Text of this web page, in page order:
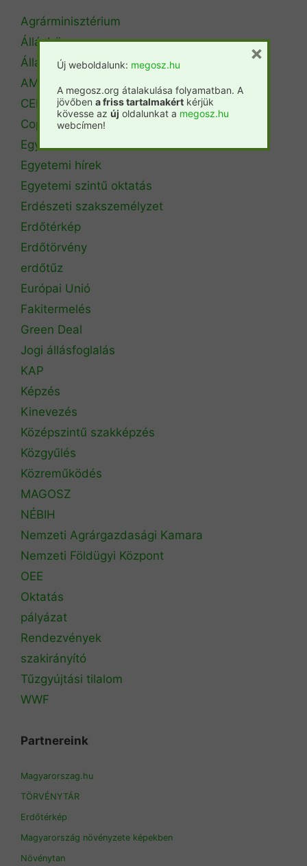
Agrárminisztérium
Állásbörze
Álláshirdetés
AM Erdőrendezési Főosztály
CEPF
Copa Cogeca
Egyéb
Egyetemi hírek
Egyetemi szintű oktatás
Erdészeti szakszemélyzet
Erdőtérkép
Erdőtörvény
erdőtűz
Európai Unió
Fakitermelés
Green Deal
Jogi állásfoglalás
KAP
Képzés
Kinevezés
Középszintű szakképzés
Közgyűlés
Közreműködés
MAGOSZ
NÉBIH
Nemzeti Agrárgazdasági Kamara
Nemzeti Földügyi Központ
OEE
Oktatás
pályázat
Rendezvények
szakirányító
Tűzgyújtási tilalom
WWF
Partnereink
Magyarorszag.hu
TÖRVÉNYTÁR
Erdőtérkép
Magyarország növényzete képekben
Növénytan
Új weboldalunk: megosz.hu
A megosz.org átalakulása folyamatban. A
jövőben a friss tartalmakért kérjük
kövesse az új oldalunkat a megosz.hu
webcímen!
×